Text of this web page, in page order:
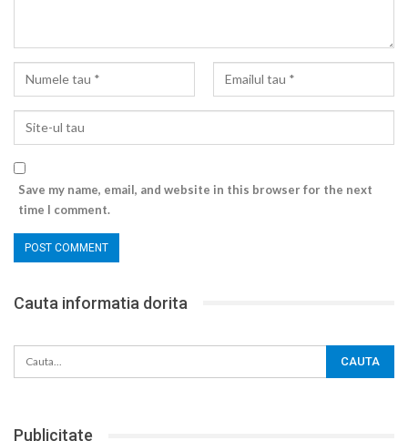
Save my name, email, and website in this browser for the next
time I comment.
Cauta informatia dorita
Publicitate